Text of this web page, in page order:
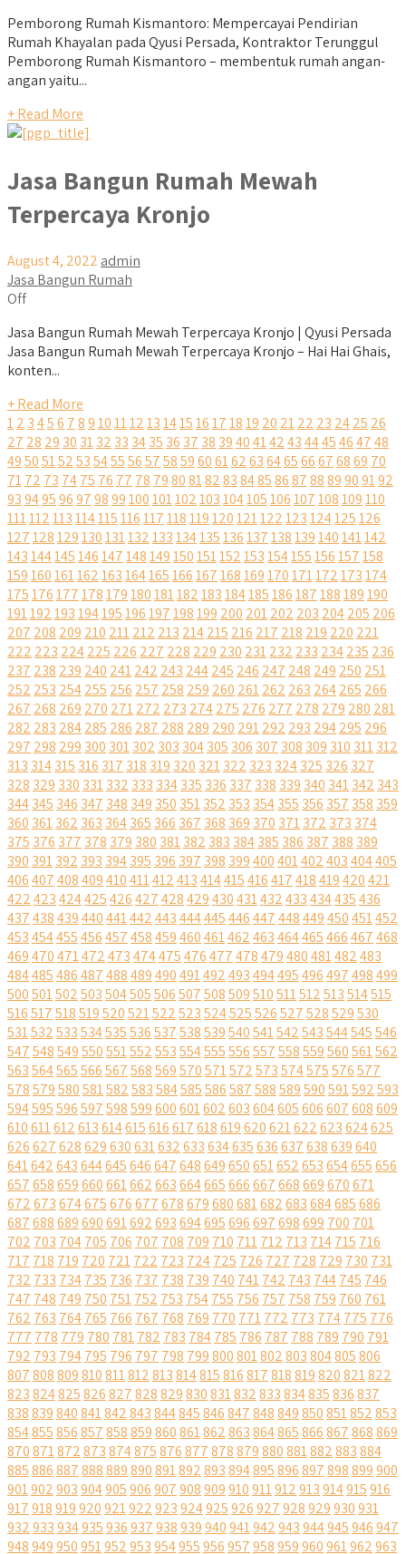
Pemborong Rumah Kismantoro: Mempercayai Pendirian
Rumah Khayalan pada Qyusi Persada, Kontraktor Terunggul
Pemborong Rumah Kismantoro – membentuk rumah angan-
angan yaitu...
+ Read More
Jasa Bangun Rumah Mewah
Terpercaya Kronjo
August 4, 2022 admin
Jasa Bangun Rumah
Off
Jasa Bangun Rumah Mewah Terpercaya Kronjo | Qyusi Persada
Jasa Bangun Rumah Mewah Terpercaya Kronjo – Hai Hai Ghais,
konten...
+ Read More
12 3456 78910111213141516171819 20 2122 23 2425 26
27 28 29 30 3132 33 3435 36 37 38 39404142434445464748
495051525354555657585960616263646566676869 70
7172 73 7475 76 77 78 7980818283848586878889909192
93949596979899100101102103104105106107108109110
111112113114115116117118119120121122123124125126
127128129130131132133134135136137138139140141142
143144145146147148149150151152153154155156157158
159160161162163164165166167168169170171172173174
175176177178179180181182183184185186187188189190
191192193194195196197198199 200 201202 203 204205 206
207 208 209 210 211212 213 214215 216 217 218 219 220 221
222 223 224225 226 227 228 229 230 231232 233 234235 236
237 238 239 240 241242 243 244245 246 247 248 249 250 251
252 253 254255 256 257 258 259 260 261262 263 264265 266
267 268 269 270 271272 273 274275 276 277 278 279 280 281
282 283 284285 286 287 288 289 290 291292 293 294295 296
297 298 299 300 301302 303 304305 306 307 308 309 310 311312
313 314315 316 317 318 319 320 321322 323 324325 326 327
328 329 330 331332 333 334335 336 337 338 339 340 341342 343
344345 346 347 348 349 350 351352 353 354355 356 357 358 359
360 361362 363 364365 366 367 368 369 370 371372 373 374
375 376 377 378 379 380 381382 383 384385 386 387 388 389
390 391392 393 394395 396 397 398 399400401402403404405
406407408409410411412413414415416417418419420421
422423424425426427428429430431432433434435436
437438439440441442443444445446447448449450451452
453454455456457458459460461462463464465466467468
469470471472473474475476477478479480481482483
484485486487488489490491492493494495496497498499
500501502503504505506507508509510511512513514515
516517518519520521522523524525526527528529530
531532533534535536537538539540541542543544545546
547548549550551552553554555556557558559560561562
563564565566567568569570571572573574575576577
578579580581582583584585586587588589590591592593
594595596597598599600601602603604605606607608609
610611612613614615616617618619620621622623624625
626627628629630631632633634635636637638639640
641642643644645646647648649650651652653654655656
657658659660661662663664665666667668669670671
672673674675676677678679680681682683684685686
687688689690691692693694695696697698699 700 701
702 703 704705 706 707 708 709 710 711712 713 714715 716
717 718 719 720 721722 723 724725 726 727 728 729 730 731
732 733 734735 736 737 738 739 740 741742 743 744745 746
747 748 749 750 751752 753 754755 756 757 758 759 760 761
762 763 764765 766 767 768 769 770 771772 773 774775 776
777 778 779 780 781782 783 784785 786 787 788 789 790 791
792 793 794795 796 797 798 799800801802803804805806
807808809810811812813814815816817818819820821822
823824825826827828829830831832833834835836837
838839840841842843844845846847848849850851852853
854855856857858859860861862863864865866867868869
870871872873874875876877878879880881882883884
885886887888889890891892893894895896897898899900
901902903904905906907908909910911912913914915916
917918919920921922923924925926927928929930931
932933934935936937938939940941942943944945946947
948949950951952953954955956957958959960961962963